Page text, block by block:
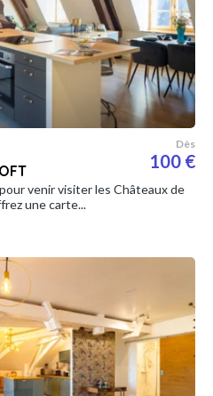
Dès
100 €
venir visiter les Châteaux de
une carte...